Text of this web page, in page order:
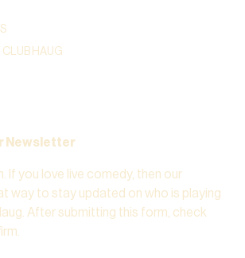
HAUG
Newsletter
If you love live comedy, then our
way to stay updated on who is playing
After submitting this form, check